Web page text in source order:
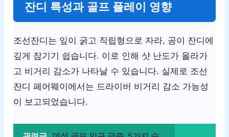
잔디 특성과 골프 플레이 영향
조선잔디는 잎이 굵고 직립형으로 자라, 공이 잔디에
깊게 잠기기 쉽습니다. 이로 인해 샷 난도가 올라가
고 비거리 감소가 나타날 수 있습니다. 실제로 조선
잔디 페어웨이에서는 드라이버 비거리 감소 가능성
이 보고되었습니다.